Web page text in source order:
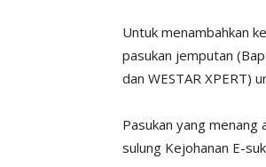
Untuk menambahkan
pasukan jemputan
dan WESTAR XPERT)
Pasukan yang
sulung Kejohanan E-